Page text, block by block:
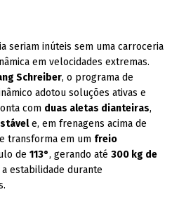
seriam inúteis sem uma carroceria
em velocidades extremas.
Schreiber, o programa de
adotou soluções ativas e
com duas aletas dianteiras,
e, em frenagens acima de
transforma em um freio
de113°, gerando até300 kg de
estabilidade durante